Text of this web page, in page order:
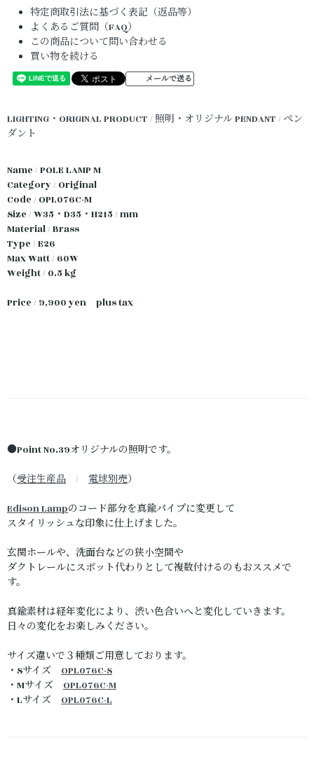
特定商取引法に基づく表記（返品等）
よくあるご質問（FAQ）
この商品について問い合わせる
買い物を続ける
メールで送る
LIGHTING・ORIGINAL PRODUCT / 照明・オリジナルPENDANT / ペン
ダント
Name / POLE LAMP M
Category / Original
Code / OPL076C-M
Size / W35・D35・H215 / mm
Material / Brass
Type / E26
Max Watt / 60W
Weight / 0.5 kg
Price / 9,900 yen plus tax
●Point No.39オリジナルの照明です。
（受注生産品 / 電球別売）
Edison Lampのコード部分を真鍮パイプに変更して
スタイリッシュな印象に仕上げました。
玄関ホールや、洗面台などの狭小空間や
ダクトレールにスポット代わりとして複数付けるのもおススメで
す。
真鍮素材は経年変化により、渋い色合いへと変化していきます。
日々の変化をお楽しみください。
サイズ違いで３種類ご用意しております。
・Sサイズ OPL076C-S
・Mサイズ OPL076C-M
・Lサイズ OPL076C-L